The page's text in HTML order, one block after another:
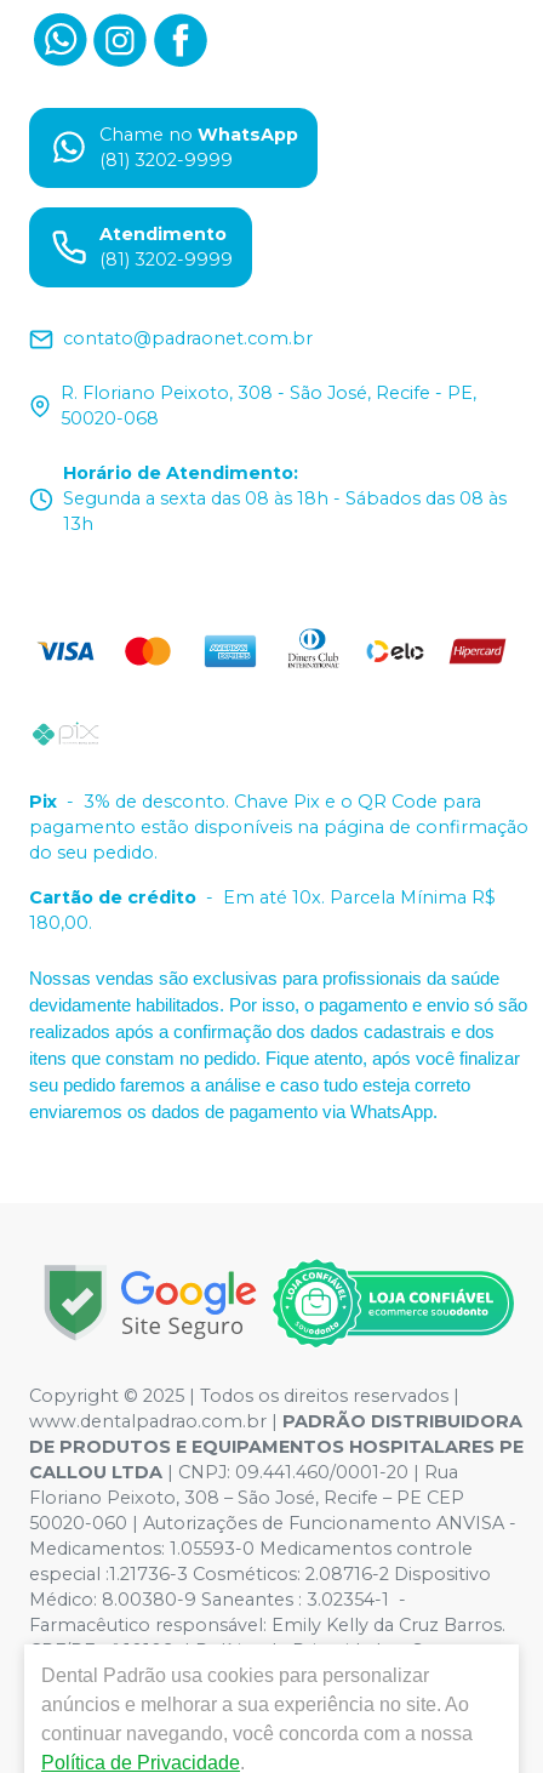
Chame no WhatsApp
(81) 3202-9999
Atendimento
(81) 3202-9999
contato@padraonet.com.br
R. Floriano Peixoto, 308 - São José, Recife - PE,
50020-068
Horário de Atendimento:
Segunda a sexta das 08 às 18h - Sábados das 08 às
13h
Pix - 3% de desconto. Chave Pix e o QR Code para
pagamento estão disponíveis na página de confirmação
do seu pedido.
Cartão de crédito - Em até 10x. Parcela Mínima R$
180,00.
Nossas vendas são exclusivas para profissionais da saúde
devidamente habilitados. Por isso, o pagamento e envio só são
realizados após a confirmação dos dados cadastrais e dos
itens que constam no pedido. Fique atento, após você finalizar
seu pedido faremos a análise e caso tudo esteja correto
enviaremos os dados de pagamento via WhatsApp.
Copyright © 2025 | Todos os direitos reservados |
www.dentalpadrao.com.br | PADRÃO DISTRIBUIDORA
DE PRODUTOS E EQUIPAMENTOS HOSPITALARES PE
CALLOU LTDA | CNPJ: 09.441.460/0001-20 | Rua
Floriano Peixoto, 308 – São José, Recife – PE CEP
50020-060 | Autorizações de Funcionamento ANVISA -
Medicamentos: 1.05593-0 Medicamentos controle
especial :1.21736-3 Cosméticos: 2.08716-2 Dispositivo
Médico: 8.00380-9 Saneantes : 3.02354-1 -
Farmacêutico responsável: Emily Kelly da Cruz Barros.
CRF/PE nº 10109 | Política de Privacidade e Segurança -
Fotos meramente ilustrativas - Os preços e condições
da loja virtual estão sujeitos a alterações. Em caso de
divergência de preços no site, o valor válido é o do
Carrinho de Compra. Não vendemos por atacado, por
Dental Padrão usa cookies para personalizar
anúncios e melhorar a sua experiência no site. Ao
continuar navegando, você concorda com a nossa
Política de Privacidade.